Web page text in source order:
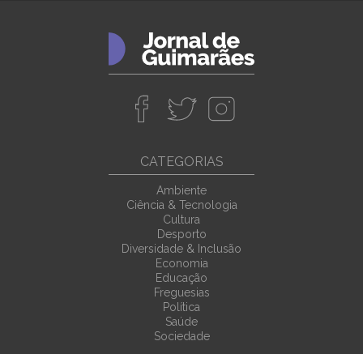
CATEGORIAS
Ambiente
Ciência & Tecnologia
Cultura
Desporto
Diversidade & Inclusão
Economia
Educação
Freguesias
Política
Saúde
Sociedade